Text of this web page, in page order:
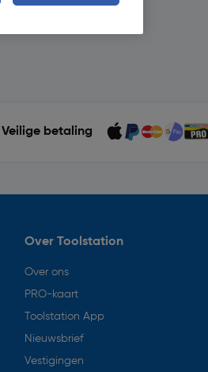
Veilige betaling
Over Toolstation
Over ons
PRO-kaart
Toolstation App
Nieuwsbrief
Vestigingen